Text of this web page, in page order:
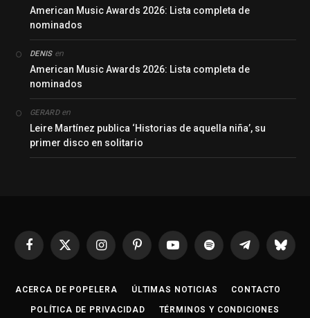
American Music Awards 2026: Lista completa de
nominados
DENISen
American Music Awards 2026: Lista completa de
nominados
GERARDen
Leire Martínez publica ‘Historias de aquella niña’, su
primer disco en solitario
Facebook
X
InstagramPinterestYouTubeSpotify Telegrama
ACERCA DE POPELERA ÚLTIMAS NOTICIAS CONTACTO
POLÍTICA DE PRIVACIDAD TÉRMINOS Y CONDICIONES